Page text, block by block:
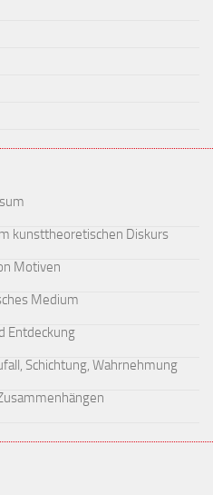
kunsttheoretischen Diskurs
Motiven
Medium
Entdeckung
Schichtung, Wahrnehmung